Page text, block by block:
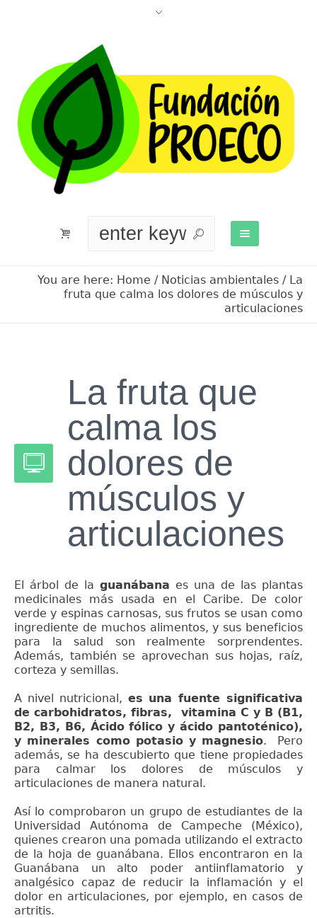
You are here: Home / Noticias ambientales / La
fruta que calma los dolores de músculos y
articulaciones
La fruta que
calma los
dolores de
músculos y
articulaciones
El árbol de la guanábana es una de las plantas
medicinales más usada en el Caribe. De color
verde y espinas carnosas, sus frutos se usan como
ingrediente de muchos alimentos, y sus beneficios
para la salud son realmente sorprendentes.
Además, también se aprovechan sus hojas, raíz,
corteza y semillas.
A nivel nutricional, es una fuente significativa
de carbohidratos, fibras, vitamina C y B (B1,
B2, B3, B6, Ácido fólico y ácido pantoténico),
y minerales como potasio y magnesio. Pero
además, se ha descubierto que tiene propiedades
para calmar los dolores de músculos y
articulaciones de manera natural.
Así lo comprobaron un grupo de estudiantes de la
Universidad Autónoma de Campeche (México),
quienes crearon una pomada utilizando el extracto
de la hoja de guanábana. Ellos encontraron en la
Guanábana un alto poder antiinflamatorio y
analgésico capaz de reducir la inflamación y el
dolor en articulaciones, por ejemplo, en casos de
artritis.